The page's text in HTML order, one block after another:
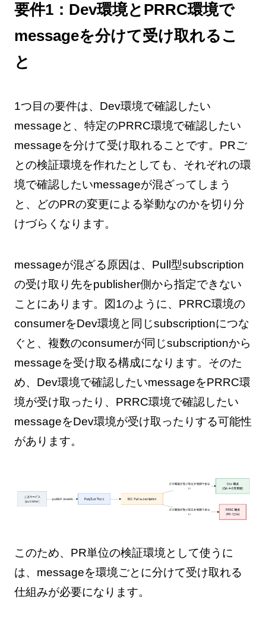
要件1：Dev環境とPRRC環境で
messageを分けて受け取れるこ
と
1つ目の要件は、Dev環境で確認したい
messageと、特定のPRRC環境で確認したい
messageを分けて受け取れることです。PRご
との検証環境を作れたとしても、それぞれの環
境で確認したいmessageが混ざってしまう
と、どのPRの変更による挙動なのかを切り分
けづらくなります。
messageが混ざる原因は、Pull型subscription
の受け取り先をpublisher側から指定できない
ことにあります。図1のように、PRRC環境の
consumerをDev環境と同じsubscriptionにつな
ぐと、複数のconsumerが同じsubscriptionから
messageを受け取る構成になります。そのた
め、Dev環境で確認したいmessageをPRRC環
境が受け取ったり、PRRC環境で確認したい
messageをDev環境が受け取ったりする可能性
があります。
このため、PR単位の検証環境として使うに
は、messageを環境ごとに分けて受け取れる
仕組みが必要になります。